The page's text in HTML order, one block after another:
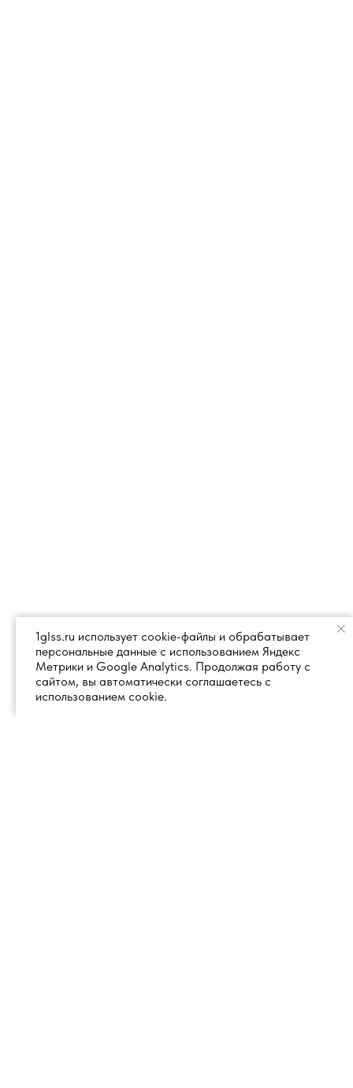
1glss.ru использует cookie-файлы и обрабатывает
персональные данные с использованием Яндекс
Метрики и Google Analytics. Продолжая работу с
сайтом, вы автоматически соглашаетесь с
использованием cookie.